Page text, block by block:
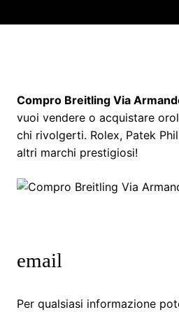
Compro Breitling Via
vuoi vendere o acquistare
chi rivolgerti. Rolex, Patek
altri marchi prestigiosi!
email
Per qualsiasi informazione